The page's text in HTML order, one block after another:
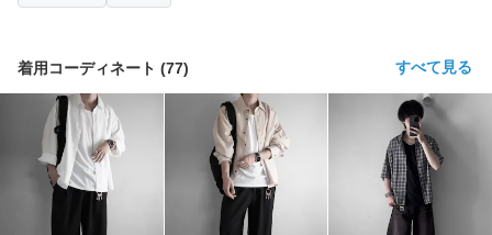
着用コーディネート (77) すべて見る